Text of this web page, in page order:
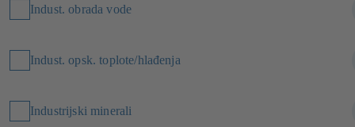
Indust. obrada vode
Indust. opsk. toplote/hlađenja
Industrijski minerali